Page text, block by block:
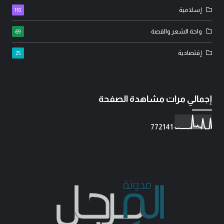
إسلامية 110
واحة الشعر والقصة 69
إقتصادية 25
إجمالي مرات مشاهدة الصفحة
772141